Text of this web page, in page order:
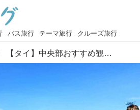
バス旅行 テーマ旅行 クルーズ旅行
【タイ】中央部おすすめ観光地のご紹介～アユタヤ、カンチャナブリなど～